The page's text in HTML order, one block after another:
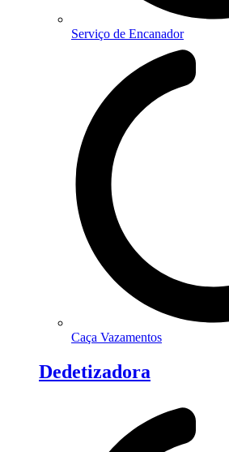
Serviço de Encanador
Caça Vazamentos
Dedetizadora